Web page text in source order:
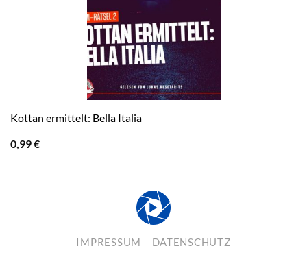
Kottan ermittelt: Bella Italia
0,99€
IMPRESSUM DATENSCHUTZ